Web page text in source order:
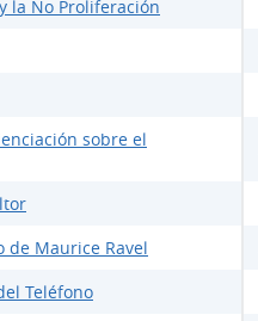
la No Proliferación
sobre el
Maurice Ravel
Teléfono